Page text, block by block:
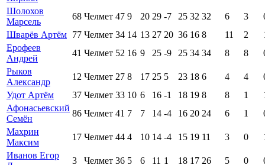
Шолохов
Марсель
68 Челмет 47 9 20 29 -7 25 32 32 6 3
Шварёв Артём 77 Челмет 34 14 13 27 20 36 16 8 11 2
Ерофеев
Андрей
41 Челмет 52 16 9 25 -9 25 34 34 8 8
Рыков
Александр
12 Челмет 27 8 17 25 5 23 18 6 4 4
Удот Артём
37 Челмет 33 10 6 16 -1 18 19 8 8 1
Афонасьевский
Семён
86 Челмет 41 7 7 14 -4 16 20 24 6 1
Махрин
Максим
17 Челмет 44 4 10 14 -4 15 19 11 3 0
Иванов Егор
3 Челмет 36 5 6 11 1 18 17 26 5 0